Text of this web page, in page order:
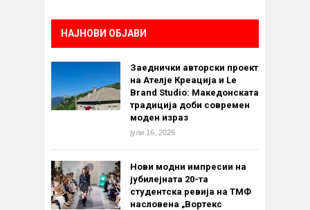
НАЈНОВИ ОБЈАВИ
Заеднички авторски проект
на Ателје Креација и Le
Brand Studio: Македонската
традиција доби современ
моден израз
јули 16, 2026
Нови модни импресии на
јубилејната 20-та
студентска ревија на ТМФ
насловена „Вортекс